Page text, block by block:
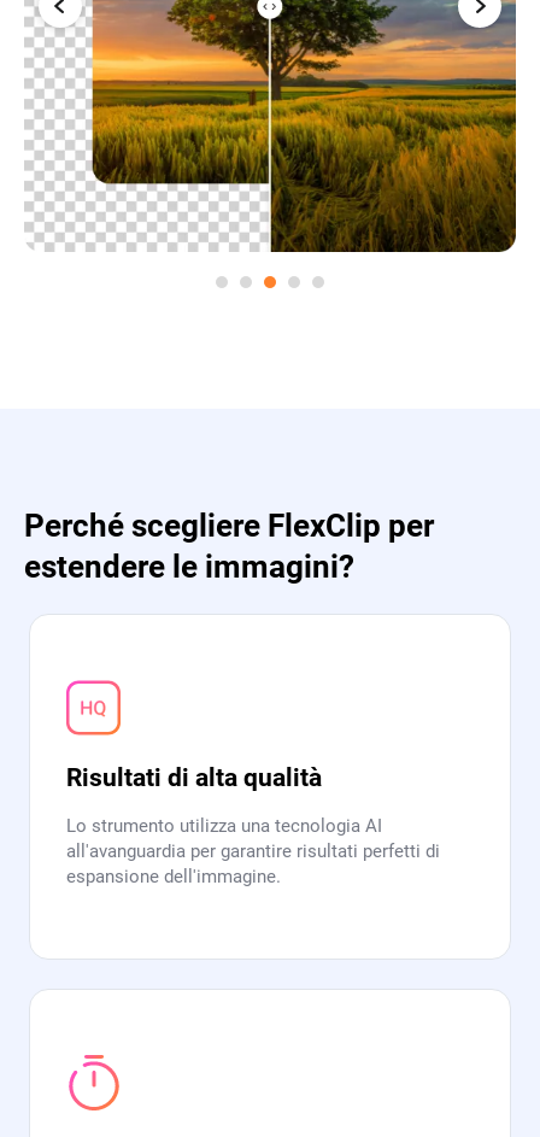
Perché scegliere FlexClip per
estendere le immagini?
Risultati di alta qualità
Lo strumento utilizza una tecnologia AI
all'avanguardia per garantire risultati perfetti di
espansione dell'immagine.